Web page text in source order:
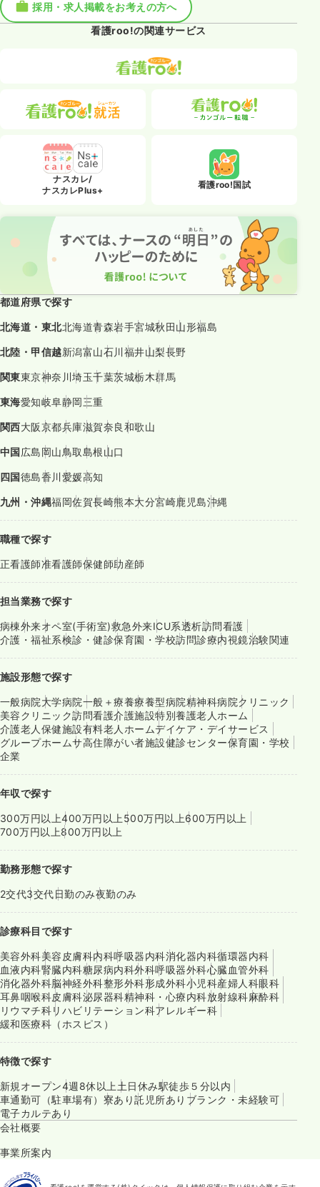
採用・求人掲載をお考えの方へ
看護roo!の関連サービス
ナスカレ/
ナスカレPlus+
看護roo!国試
都道府県で探す
北海道・東北北海道青森岩手宮城秋田山形福島
北陸・甲信越新潟富山石川福井山梨長野
関東東京神奈川埼玉千葉茨城栃木群馬
東海愛知岐阜静岡三重
関西大阪京都兵庫滋賀奈良和歌山
中国広島岡山鳥取島根山口
四国徳島香川愛媛高知
九州・沖縄福岡佐賀長崎熊本大分宮崎鹿児島沖縄
職種で探す
正看護師准看護師保健師助産師
担当業務で探す
病棟外来オペ室(手術室)救急外来ICU系透析訪問看護
介護・福祉系検診・健診保育園・学校訪問診療内視鏡治験関連
施設形態で探す
一般病院大学病院一般＋療養療養型病院精神科病院クリニック
美容クリニック訪問看護介護施設特別養護老人ホーム
介護老人保健施設有料老人ホームデイケア・デイサービス
グループホームサ高住障がい者施設健診センター保育園・学校
企業
年収で探す
300万円以上400万円以上 500万円以上600万円以上
700万円以上800万円以上
勤務形態で探す
2交代3交代日勤のみ夜勤のみ
診療科目で探す
美容外科美容皮膚科内科呼吸器内科消化器内科循環器内科
血液内科腎臓内科糖尿病内科外科呼吸器外科心臓血管外科
消化器外科脳神経外科整形外科形成外科小児科産婦人科眼科
耳鼻咽喉科皮膚科泌尿器科精神科・心療内科放射線科麻酔科
リウマチ科リハビリテーション科アレルギー科
緩和医療科（ホスピス）
特徴で探す
新規オープン4週8休以上 土日休み駅徒歩５分以内
車通勤可（駐車場有） 寮あり託児所あり ブランク・未経験可
電子カルテあり
会社概要
事業所案内